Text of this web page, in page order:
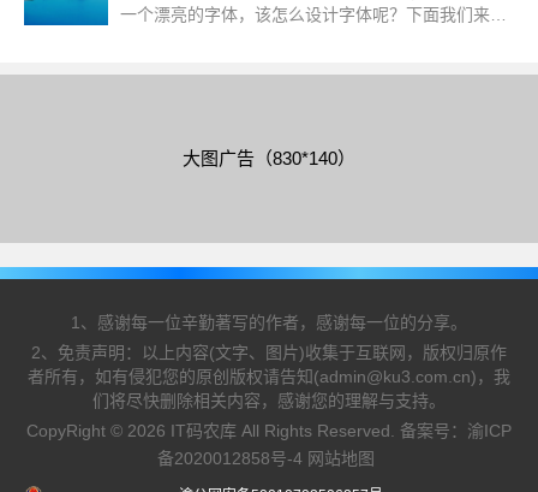
一个漂亮的字体，该怎么设计字体呢？下面我们来看
大图广告（830*140）
1、感谢每一位辛勤著写的作者，感谢每一位的分享。
2、免责声明：以上内容(文字、图片)收集于互联网，版权归原作
者所有，如有侵犯您的原创版权请告知(admin@ku3.com.cn)，我
们将尽快删除相关内容，感谢您的理解与支持。
CopyRight © 2026 IT码农库 All Rights Reserved. 备案号： 渝ICP
备2020012858号-4 网站地图